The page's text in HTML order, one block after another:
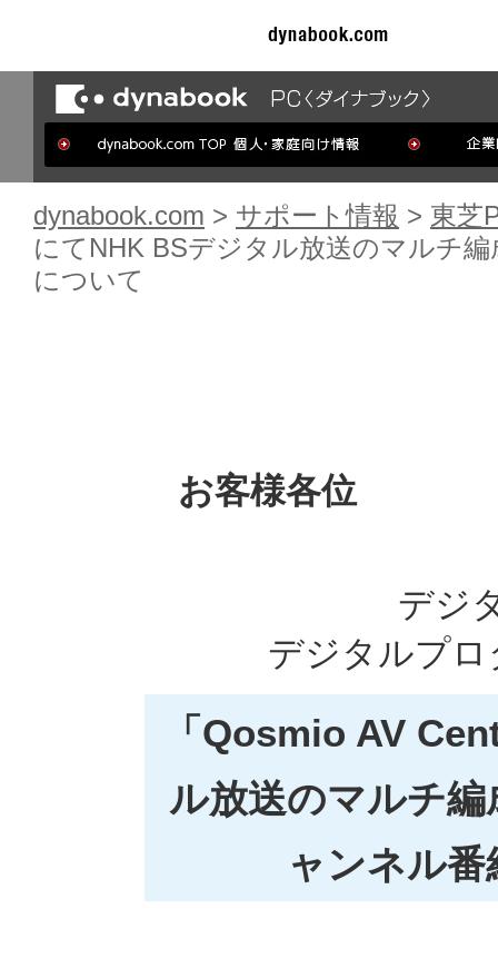
dynabook.com > サポート情報 > 東芝
にてNHK BSデジタル放送のマルチ
について
お客様各位
デジ
デジタルプ
「Qosmio AV
ル放送のマルチ
ャンネル